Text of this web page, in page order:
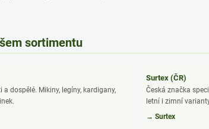
sortimentu
a dospělé. Mikiny, legíny, kardigany,
Surtex (ČR)
Česká značka
letní i zimní
→ Surtex